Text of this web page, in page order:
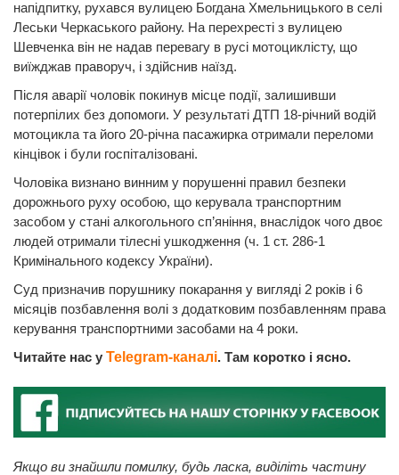
напідпитку, рухався вулицею Богдана Хмельницького в селі
Леськи Черкаського району. На перехресті з вулицею
Шевченка він не надав перевагу в русі мотоциклісту, що
виїжджав праворуч, і здійснив наїзд.
Після аварії чоловік покинув місце події, залишивши
потерпілих без допомоги. У результаті ДТП 18-річний водій
мотоцикла та його 20-річна пасажирка отримали переломи
кінцівок і були госпіталізовані.
Чоловіка визнано винним у порушенні правил безпеки
дорожнього руху особою, що керувала транспортним
засобом у стані алкогольного сп’яніння, внаслідок чого двоє
людей отримали тілесні ушкодження (ч. 1 ст. 286-1
Кримінального кодексу України).
Суд призначив порушнику покарання у вигляді 2 років і 6
місяців позбавлення волі з додатковим позбавленням права
керування транспортними засобами на 4 роки.
Читайте нас у Telegram-каналі. Там коротко і ясно.
Якщо ви знайшли помилку, будь ласка, виділіть частину